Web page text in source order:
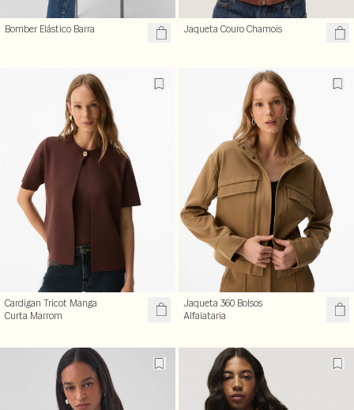
Bomber Elástico Barra Jaqueta Couro Chamois
Cardigan Tricot Manga
Curta Marrom
Jaqueta 360 Bolsos
Alfaiataria